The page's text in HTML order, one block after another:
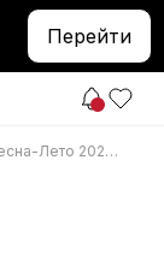
Перейти
Что Носить В Сезоне Весна-Лето 2026: Ключевые Образы И Главные Показы Недели Моды В Милане